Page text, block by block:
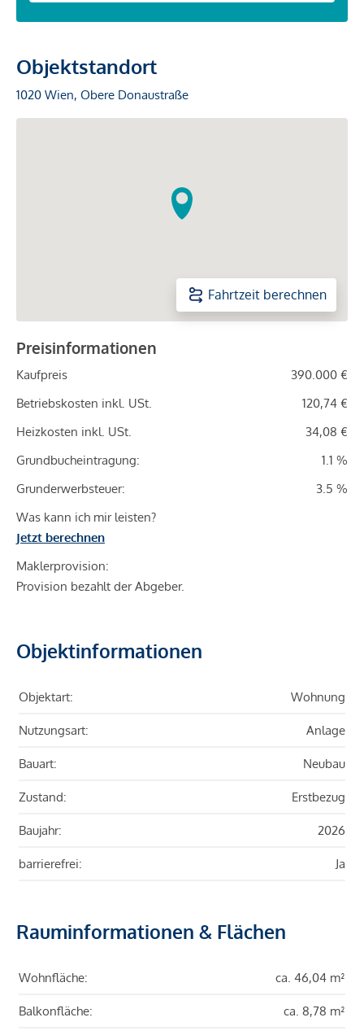
Objektstandort
1020 Wien, Obere Donaustraße
Fahrtzeit berechnen
Preisinformationen
Kaufpreis
390.000 €
Betriebskosten inkl. USt.
120,74 €
Heizkosten inkl. USt.
34,08 €
Grundbucheintragung:
1.1 %
Grunderwerbsteuer:
3.5 %
Was kann ich mir leisten?
Jetzt berechnen
Maklerprovision:
Provision bezahlt der Abgeber.
Objektinformationen
Objektart: Wohnung
Nutzungsart: Anlage
Bauart: Neubau
Zustand: Erstbezug
Baujahr: 2026
barrierefrei: Ja
Rauminformationen & Flächen
Wohnfläche: ca. 46,04 m²
Balkonfläche: ca. 8,78 m²